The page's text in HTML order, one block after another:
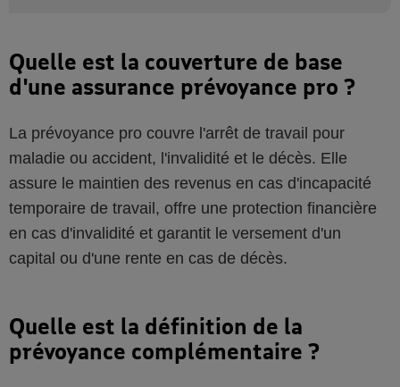
Quelle est la couverture de base
d'une assurance prévoyance pro ?
La prévoyance pro couvre l'arrêt de travail pour
maladie ou accident, l'invalidité et le décès. Elle
assure le maintien des revenus en cas d'incapacité
temporaire de travail, offre une protection financière
en cas d'invalidité et garantit le versement d'un
capital ou d'une rente en cas de décès.
Quelle est la définition de la
prévoyance complémentaire ?